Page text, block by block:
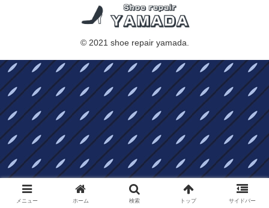
© 2021 shoe repair yamada.
メニュー ホーム 検索 トップ サイドバー